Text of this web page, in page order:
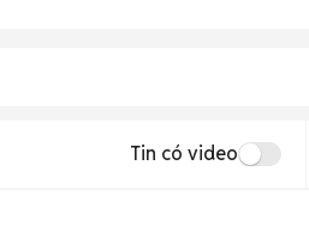
Tin có video